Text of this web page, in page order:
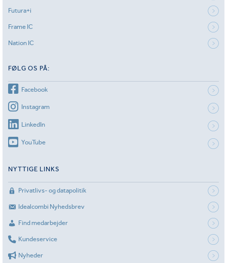
Futura+i
Frame IC
Nation IC
FØLG OS PÅ:
Facebook
Instagram
LinkedIn
YouTube
NYTTIGE LINKS
Privatlivs- og datapolitik
Idealcombi Nyhedsbrev
Find medarbejder
Kundeservice
Nyheder